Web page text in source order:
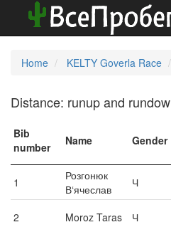
Home KELTY Goverla Race
Distance: runup and
Bib
number
Name Gender
1
Розгонюк
В‘ячеслав
Ч
2 Moroz Taras Ч